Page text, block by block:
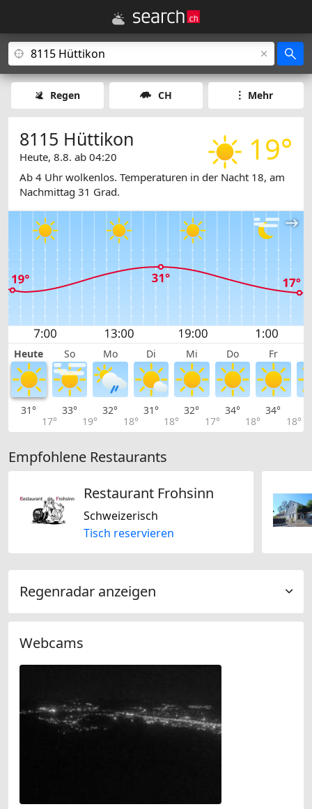
Regen CH Mehr
19°
8115 Hüttikon
Heute, 8.8. ab 04:20
Ab 4 Uhr wolkenlos. Temperaturen in der Nacht 18, am
Nachmittag 31 Grad.
Heute So Mo Di Mi Do Fr
31°
17°
33°
19°
32°
18°
31°
18°
32°
17°
34°
18°
34°
18°
Empfohlene Restaurants
Restaurant Frohsinn
Schweizerisch
Tisch reservieren
Regenradar anzeigen
Webcams